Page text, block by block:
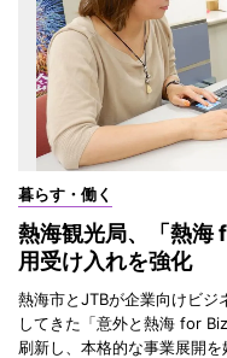
暮らす・働く
熱海観光局、「熱
用受け入れを強化
熱海市とJTBが企業向けビジ
してきた「意外と熱海 for
刷新し、本格的な事業展開を